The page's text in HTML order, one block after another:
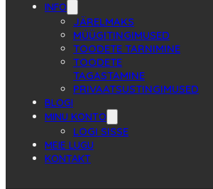
INFO
JÄRELMAKS
MÜÜGITINGIMUSED
TOODETE TARNIMINE
TOODETE
TAGASTAMINE
PRIVAATSUSTINGIMUSED
BLOGI
MINU KONTO
LOGI SISSE
MEIE LUGU
KONTAKT